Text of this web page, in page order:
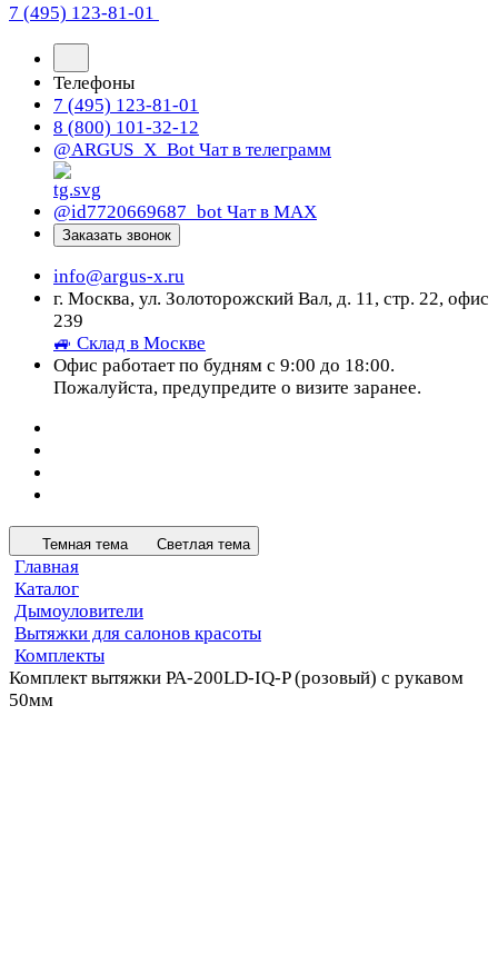
7 (495) 123-81-01
Телефоны
7 (495) 123-81-01
8 (800) 101-32-12
@ARGUS_X_Bot Чат в телеграмм
@id7720669687_bot Чат в МАХ
Заказать звонок
info@argus-x.ru
г. Москва, ул. Золоторожский Вал, д. 11, стр. 22, офис
239
🚙 Склад в Москве
Офис работает по будням с 9:00 до 18:00.
Пожалуйста, предупредите о визите заранее.
Темная тема Светлая тема
Главная
Каталог
Дымоуловители
Вытяжки для салонов красоты
Комплекты
Комплект вытяжки PA-200LD-IQ-P (розовый) с рукавом
50мм